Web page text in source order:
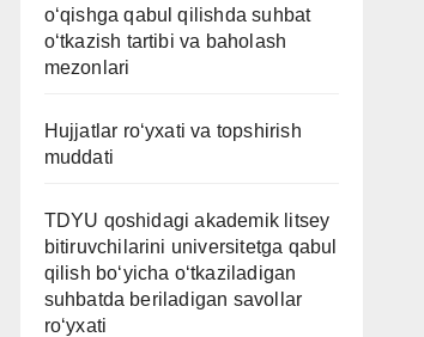
o‘qishga qabul qilishda suhbat
o‘tkazish tartibi va baholash
mezonlari
Hujjatlar ro‘yxati va topshirish
muddati
TDYU qoshidagi akademik litsey
bitiruvchilarini universitetga qabul
qilish bo‘yicha o‘tkaziladigan
suhbatda beriladigan savollar
ro‘yxati